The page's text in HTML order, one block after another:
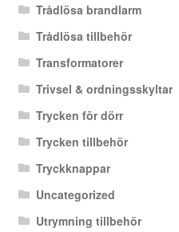
Trådlösa brandlarm
Trådlösa tillbehör
Transformatorer
Trivsel & ordningsskyltar
Trycken för dörr
Trycken tillbehör
Tryckknappar
Uncategorized
Utrymning tillbehör